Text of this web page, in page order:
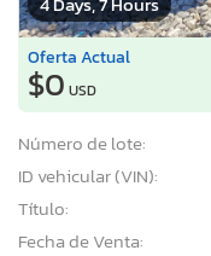
Oferta Actual
$0 USD
Número de lote:
ID vehicular (VIN):
Título:
Fecha de Venta: